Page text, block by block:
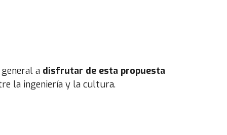
a disfrutar de esta propuesta
la ingeniería y la cultura.